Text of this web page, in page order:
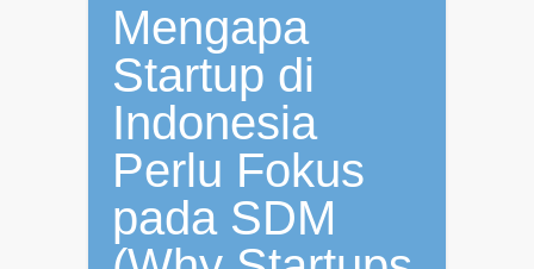
Mengapa
Startup di
Indonesia
Perlu Fokus
pada SDM